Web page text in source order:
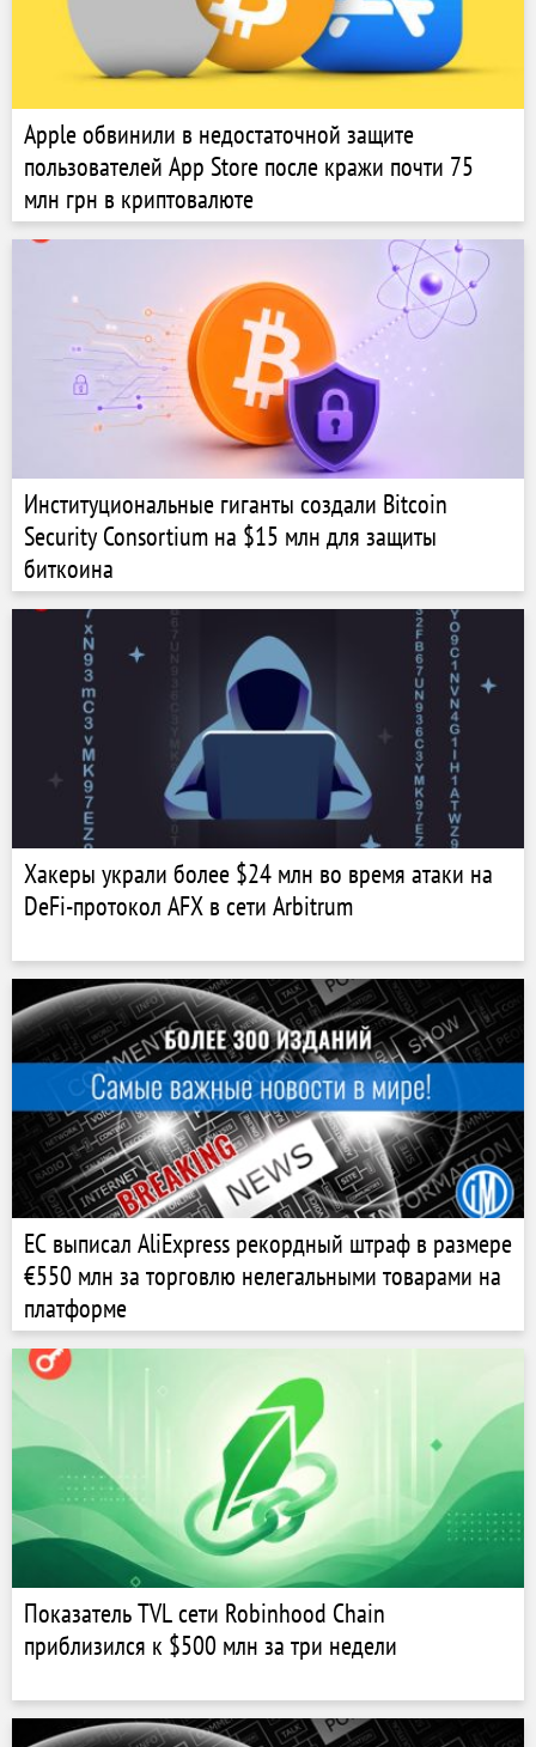
Apple обвинили в недостаточной защите
пользователей App Store после кражи почти 75
млн грн в криптовалюте
Институциональные гиганты создали Bitcoin
Security Consortium на $15 млн для защиты
биткоина
Хакеры украли более $24 млн во время атаки на
DeFi-протокол AFX в сети Arbitrum
ЕС выписал AliExpress рекордный штраф в размере
€550 млн за торговлю нелегальными товарами на
платформе
Показатель TVL сети Robinhood Chain
приблизился к $500 млн за три недели